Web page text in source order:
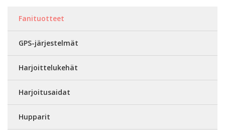
Fanituotteet
GPS-järjestelmät
Harjoittelukehät
Harjoitusaidat
Hupparit